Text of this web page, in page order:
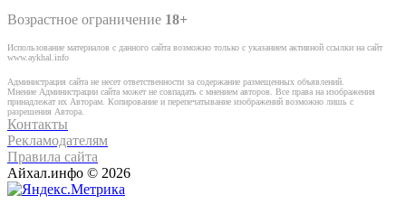
Возрастное ограничение 18+
Использование материалов с данного сайта возможно только с указанием активной ссылки на сайт
www.aykhal.info
Администрация сайта не несет ответственности за содержание размещенных объявлений.
Мнение Администрации сайта может не совпадать с мнением авторов. Все права на изображения
принадлежат их Авторам. Копирование и перепечатывание изображений возможно лишь с
разрешения Автора.
Контакты
Рекламодателям
Правила сайта
Айхал.инфо © 2026